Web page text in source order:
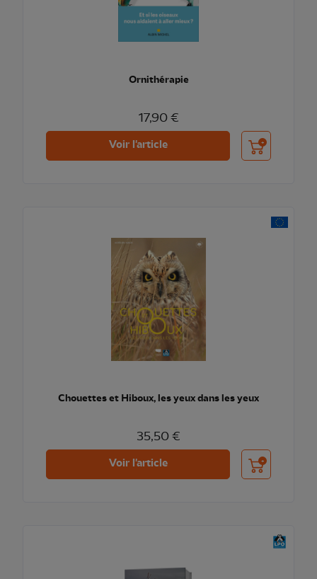
Ornithérapie
17,90 €
Voir l'article Ajouter au
Chouettes et Hiboux, les yeux dans les yeux
35,50 €
Voir l'article Ajouter au